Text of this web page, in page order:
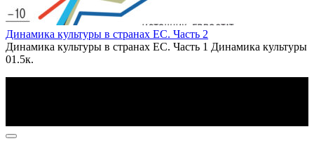
Динамика культуры в странах ЕС. Часть 2
Динамика культуры в странах ЕС. Часть 1 Динамика культуры
01.5к.